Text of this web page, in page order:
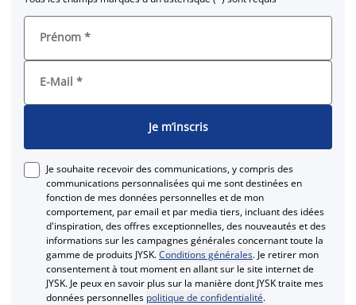
Prénom *
E-Mail *
Je m’inscris
Je souhaite recevoir des communications, y compris des
communications personnalisées qui me sont destinées en
fonction de mes données personnelles et de mon
comportement, par email et par media tiers, incluant des idées
d'inspiration, des offres exceptionnelles, des nouveautés et des
informations sur les campagnes générales concernant toute la
gamme de produits JYSK.Conditions générales. Je retirer mon
consentement à tout moment en allant sur le site internet de
JYSK. Je peux en savoir plus sur la manière dont JYSK traite mes
données personnelles politique de confidentialité.